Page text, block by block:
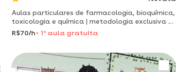
Aulas particulares de farmacologia, bioquímica,
toxicologia e química | metodologia exclusiva e
facilitada para a área da saúde
R$70/h 1 a aula gratuita